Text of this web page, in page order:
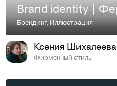
Брендинг,Иллюстрация
Ксения Шихалеева
Фирменный стиль